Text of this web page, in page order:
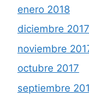
enero 2018
diciembre 2017
noviembre
octubre 2017
septiembre